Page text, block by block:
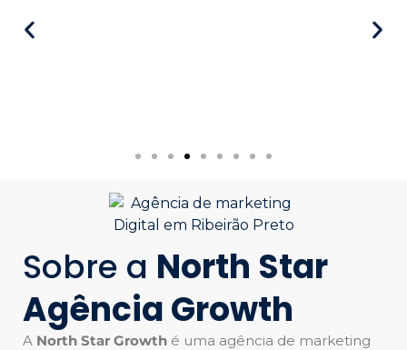
Sobre a North Star
Agência Growth
A North Star Growth é uma agência de marketing